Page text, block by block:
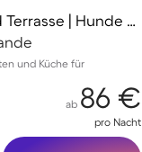
Tolles Ferienhaus mit Garten und Terrasse | Hunde erlaubt
und Küche für
ab 86 €
pro Nacht